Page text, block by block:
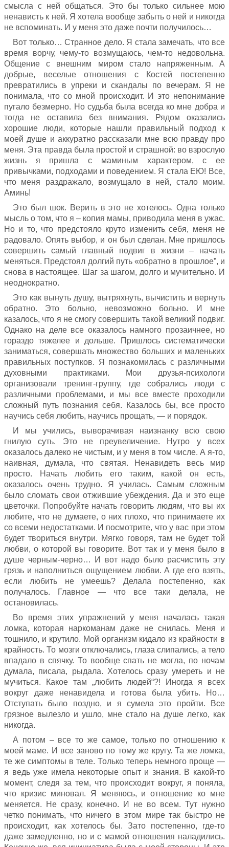
смысла с ней общаться. Это бы только сильнее мою
ненависть к ней. Я хотела вообще забыть о ней и никогда
не вспоминать. И у меня это даже почти получилось…
Вот только… Странное дело. Я стала замечать, что все
время ворчу, чему-то возмущаюсь, чем-то недовольна.
Общение с внешним миром стало напряженным. А
добрые, веселые отношения с Костей постепенно
превратились в упреки и скандалы по вечерам. Я не
понимала, что со мной происходит. И это непонимание
пугало безмерно. Но судьба была всегда ко мне добра и
тогда не оставила без внимания. Рядом оказались
хорошие люди, которые нашли правильный подход к
моей душе и аккуратно рассказали мне всю правду про
меня. Эта правда была простой и страшной: во взрослую
жизнь я пришла с маминым характером, с ее
привычками, подходами и поведением. Я стала ЕЮ! Все,
что меня раздражало, возмущало в ней, стало моим.
Аминь!
Это был шок. Верить в это не хотелось. Одна только
мысль о том, что я – копия мамы, приводила меня в ужас.
Но и то, что предстояло круто изменить себя, меня не
радовало. Опять выбор, и он был сделан. Мне пришлось
совершить самый главный подвиг в жизни – начать
меняться. Предстоял долгий путь «обратно в прошлое”, и
снова в настоящее. Шаг за шагом, долго и мучительно. И
неоднократно.
Это как вынуть душу, вытряхнуть, вычистить и вернуть
обратно. Это больно, невозможно больно. И мне
казалось, что я не смогу совершить такой великий подвиг.
Однако на деле все оказалось намного прозаичнее, но
гораздо тяжелее и дольше. Пришлось систематически
заниматься, совершать множество больших и маленьких
правильных поступков. Я познакомилась с различными
духовными практиками. Мои друзья-психологи
организовали тренинг-группу, где собрались люди с
различными проблемами, и мы все вместе проходили
сложный путь познания себя. Казалось бы, все просто
научись себя любить, научись прощать, — и порядок.
И мы учились, выворачивая наизнанку всю свою
гнилую суть. Это не преувеличение. Нутро у всех
оказалось далеко не чистым, и у меня в том числе. А я-то,
наивная, думала, что святая. Ненавидеть весь мир
просто. Начать любить его таким, какой он есть,
оказалось очень трудно. Я училась. Самым сложным
было сломать свои отжившие убеждения. Да и это еще
цветочки. Попробуйте начать говорить людям, что вы их
любите, что не думаете, о них плохо, что принимаете их
со всеми недостатками. И посмотрите, что у вас при этом
будет твориться внутри. Мягко говоря, там не будет той
любви, о которой вы говорите. Вот так и у меня было в
душе черным-черно… И вот надо было расчистить эту
грязь и наполниться ощущением любви. А где его взять,
если любить не умеешь? Делала постепенно, как
получалось. Главное — что все таки делала, не
остановилась.
Во время этих упражнений у меня началась такая
ломка, которая наркоманам даже не снилась. Меня и
тошнило, и крутило. Мой организм кидало из крайности в
крайность. То мозги отключались, глаза слипались, а тело
впадало в спячку. То вообще спать не могла, по ночам
думала, писала, рыдала. Хотелось сразу умереть и не
мучиться. Какое там „любить людей“?! Иногда я всех
вокруг даже ненавидела и готова была убить. Но…
Отступать было поздно, и я сумела это пройти. Все
грязное вылезло и ушло, мне стало на душе легко, как
никогда.
А потом – все то же самое, только по отношению к
моей маме. И все заново по тому же кругу. Та же ломка,
те же симптомы в теле. Только теперь немного проще —
я ведь уже имела некоторые опыт и знания. В какой-то
момент, следя за тем, что происходит вокруг, я поняла,
что кризис миновал. Я меняюсь, и отношение ко мне
меняется. Не сразу, конечно. И не во всем. Тут нужно
четко понимать, что ничего в этом мире так быстро не
происходит, как хотелось бы. Зато постепенно, где-то
даже замедленно, но и с мамой отношения наладились.